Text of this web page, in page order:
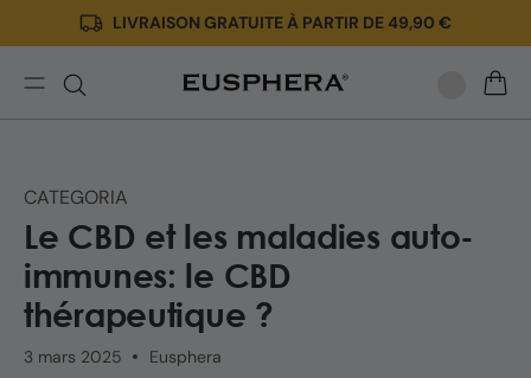
Ignorer
et passer
au
contenu
LIVRAISON GRATUITE À PARTIR DE 49,90 €
auto-
immunes:
le
CBD
thérapeutique
?
CATEGORIA
Le CBD et les maladies auto-
immunes: le CBD
thérapeutique ?
3 mars 2025 Eusphera